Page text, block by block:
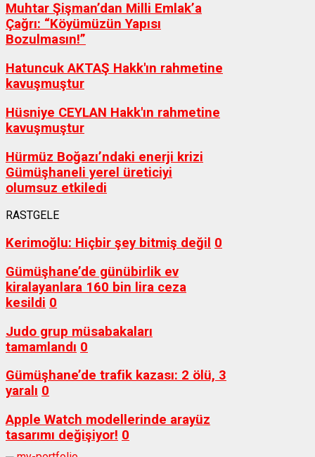
Muhtar Şişman’dan Milli Emlak’a
Çağrı: “Köyümüzün Yapısı
Bozulmasın!”
Hatuncuk AKTAŞ Hakk'ın rahmetine
kavuşmuştur
Hüsniye CEYLAN Hakk'ın rahmetine
kavuşmuştur
Hürmüz Boğazı’ndaki enerji krizi
Gümüşhaneli yerel üreticiyi
olumsuz etkiledi
RASTGELE
Kerimoğlu: Hiçbir şey bitmiş değil 0
Gümüşhane’de günübirlik ev
kiralayanlara 160 bin lira ceza
kesildi 0
Judo grup müsabakaları
tamamlandı 0
Gümüşhane’de trafik kazası: 2 ölü, 3
yaralı 0
Apple Watch modellerinde arayüz
tasarımı değişiyor! 0